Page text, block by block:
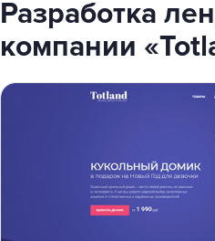
Разработка
компании